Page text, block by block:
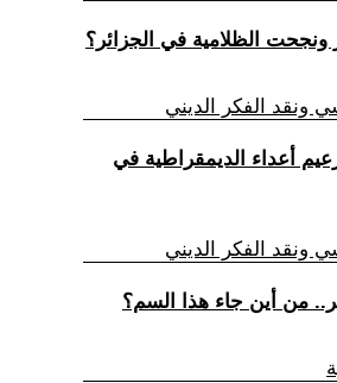
ونقد الفكر الديني
أعداء الديمقراطية في
ونقد الفكر الديني